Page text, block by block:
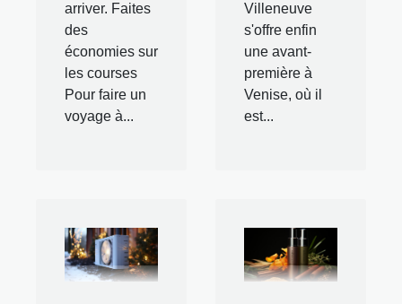
arriver. Faites
des
économies sur
les courses
Pour faire un
voyage à...
Villeneuve
s'offre enfin
une avant-
première à
Venise, où il
est...